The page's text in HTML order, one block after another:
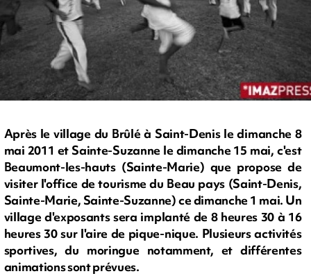
Après le village du Brûlé à Saint-Denis le dimanche 8
mai 2011 et Sainte-Suzanne le dimanche 15 mai, c'est
Beaumont-les-hauts (Sainte-Marie) que propose de
visiter l'office de tourisme du Beau pays (Saint-Denis,
Sainte-Marie, Sainte-Suzanne) ce dimanche 1 mai. Un
village d'exposants sera implanté de 8 heures 30 à 16
heures 30 sur l'aire de pique-nique. Plusieurs activités
sportives, du moringue notamment, et différentes
animations sont prévues.